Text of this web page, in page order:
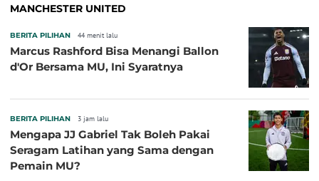
MANCHESTER UNITED
BERITA PILIHAN 44 menit lalu
Marcus Rashford Bisa Menangi Ballon
d'Or Bersama MU, Ini Syaratnya
BERITA PILIHAN 3 jam lalu
Mengapa JJ Gabriel Tak Boleh Pakai
Seragam Latihan yang Sama dengan
Pemain MU?